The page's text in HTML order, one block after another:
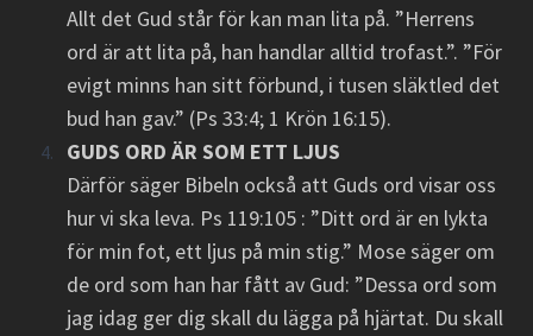
Allt det Gud står för kan man lita på. ”Herrens
ord är att lita på, han handlar alltid trofast.”. ”För
evigt minns han sitt förbund, i tusen släktled det
bud han gav.” (Ps 33:4; 1 Krön 16:15).
GUDS ORD ÄR SOM ETT LJUS
Därför säger Bibeln också att Guds ord visar oss
hur vi ska leva. Ps 119:105 : ”Ditt ord är en lykta
för min fot, ett ljus på min stig.” Mose säger om
de ord som han har fått av Gud: ”Dessa ord som
jag idag ger dig skall du lägga på hjärtat. Du skall